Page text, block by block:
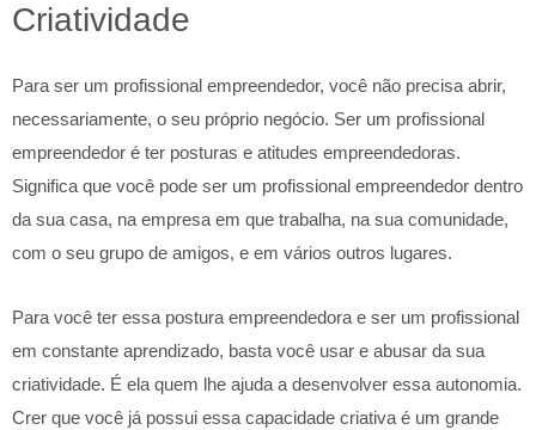
Criatividade
Para ser um profissional empreendedor, você não precisa abrir,
necessariamente, o seu próprio negócio. Ser um profissional
empreendedor é ter posturas e atitudes empreendedoras.
Significa que você pode ser um profissional empreendedor dentro
da sua casa, na empresa em que trabalha, na sua comunidade,
com o seu grupo de amigos, e em vários outros lugares.
Para você ter essa postura empreendedora e ser um profissional
em constante aprendizado, basta você usar e abusar da sua
criatividade. É ela quem lhe ajuda a desenvolver essa autonomia.
Crer que você já possui essa capacidade criativa é um grande